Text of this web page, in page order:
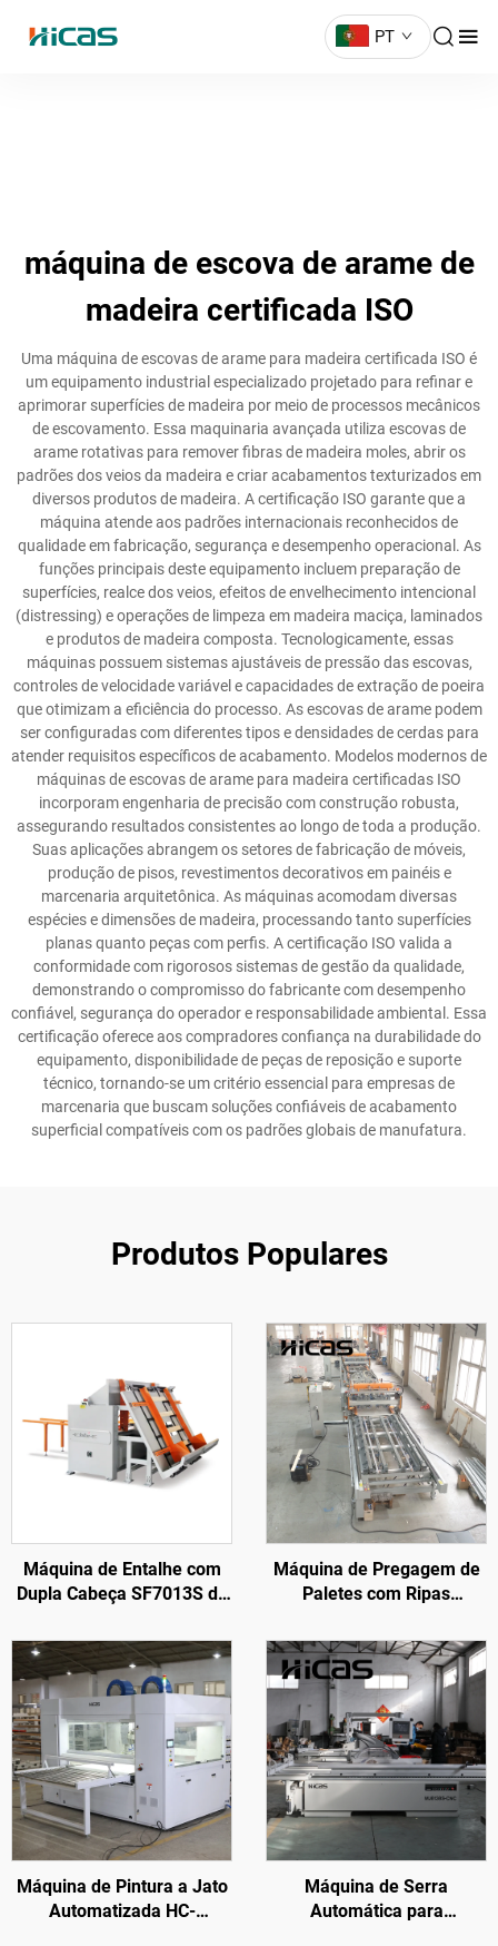
PT
máquina de escova de arame de
madeira certificada ISO
Uma máquina de escovas de arame para madeira certificada ISO é
um equipamento industrial especializado projetado para refinar e
aprimorar superfícies de madeira por meio de processos mecânicos
de escovamento. Essa maquinaria avançada utiliza escovas de
arame rotativas para remover fibras de madeira moles, abrir os
padrões dos veios da madeira e criar acabamentos texturizados em
diversos produtos de madeira. A certificação ISO garante que a
máquina atende aos padrões internacionais reconhecidos de
qualidade em fabricação, segurança e desempenho operacional. As
funções principais deste equipamento incluem preparação de
superfícies, realce dos veios, efeitos de envelhecimento intencional
(distressing) e operações de limpeza em madeira maciça, laminados
e produtos de madeira composta. Tecnologicamente, essas
máquinas possuem sistemas ajustáveis de pressão das escovas,
controles de velocidade variável e capacidades de extração de poeira
que otimizam a eficiência do processo. As escovas de arame podem
ser configuradas com diferentes tipos e densidades de cerdas para
atender requisitos específicos de acabamento. Modelos modernos de
máquinas de escovas de arame para madeira certificadas ISO
incorporam engenharia de precisão com construção robusta,
assegurando resultados consistentes ao longo de toda a produção.
Suas aplicações abrangem os setores de fabricação de móveis,
produção de pisos, revestimentos decorativos em painéis e
marcenaria arquitetônica. As máquinas acomodam diversas
espécies e dimensões de madeira, processando tanto superfícies
planas quanto peças com perfis. A certificação ISO valida a
conformidade com rigorosos sistemas de gestão da qualidade,
demonstrando o compromisso do fabricante com desempenho
confiável, segurança do operador e responsabilidade ambiental. Essa
certificação oferece aos compradores confiança na durabilidade do
equipamento, disponibilidade de peças de reposição e suporte
técnico, tornando-se um critério essencial para empresas de
marcenaria que buscam soluções confiáveis de acabamento
superficial compatíveis com os padrões globais de manufatura.
Produtos Populares
Máquina de Entalhe com
Dupla Cabeça SF7013S de
Máquina de Pregagem de
Paletes com Ripas
produzir paletes até 3.800
mm com estação rotativa
Máquina de Pintura a Jato
Automatizada HC-
Máquina de Serra
Automática para